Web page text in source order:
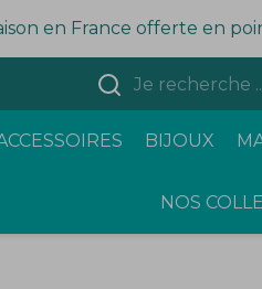
en France offerte en
BIJOUX
NOS